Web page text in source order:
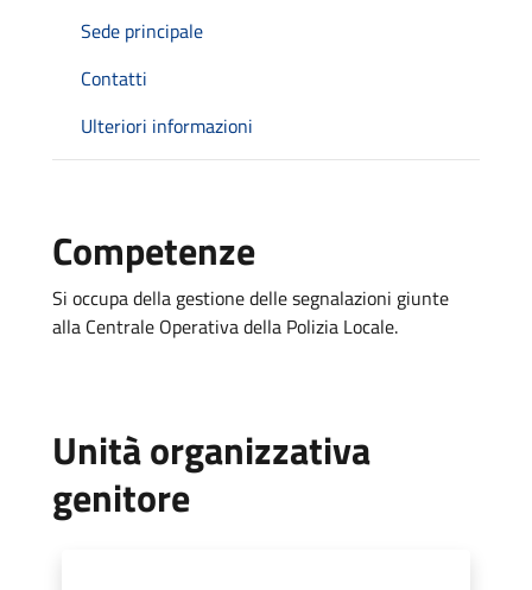
Sede principale
Contatti
Ulteriori informazioni
Competenze
Si occupa della gestione delle segnalazioni giunte
alla Centrale Operativa della Polizia Locale.
Unità organizzativa
genitore